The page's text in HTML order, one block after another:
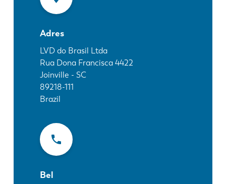
Adres
LVD do Brasil Ltda
Rua Dona Francisca 4422
Joinville - SC
89218-111
Brazil
Bel
Ontdek LVD
Klantenverhalen
Kenniscentrum
Sectoren en oplossingen
Contacteer ons